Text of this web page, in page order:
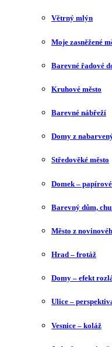
Větrný mlýn
Moje zasněžené
Barevné řadové
Kruhové město
Barevné nábřeží
Domy z
Středověké město
Domek –
Barevný dům,
Město z
Hrad – frotáž
Domy – efekt
Ulice –
Vesnice – koláž